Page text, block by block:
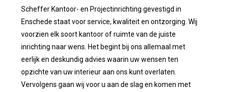
Scheffer Kantoor- en Projectinrichting gevestigd in
Enschede staat voor service, kwaliteit en ontzorging. Wij
voorzien elk soort kantoor of ruimte van de juiste
inrichting naar wens. Het begint bij ons allemaal met
eerlijk en deskundig advies waarin uw wensen ten
opzichte van uw interieur aan ons kunt overlaten.
Vervolgens gaan wij voor u aan de slag en komen met